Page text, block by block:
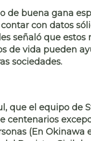
de buena gana
con datos
señaló que
de vida pueden
sociedades.
, que el equipo de
centenarios
(En Okinawa